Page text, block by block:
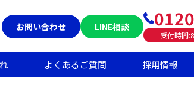
お問い合わせ LINE相談
受付時間
よくあるご質問 採用情報